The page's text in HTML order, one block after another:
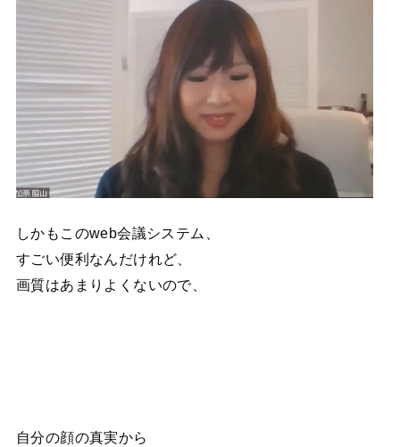
しかもこのweb会議システム、
すごい便利なんだけれど、
画質はあまりよくないので、
自分の顔の真実から